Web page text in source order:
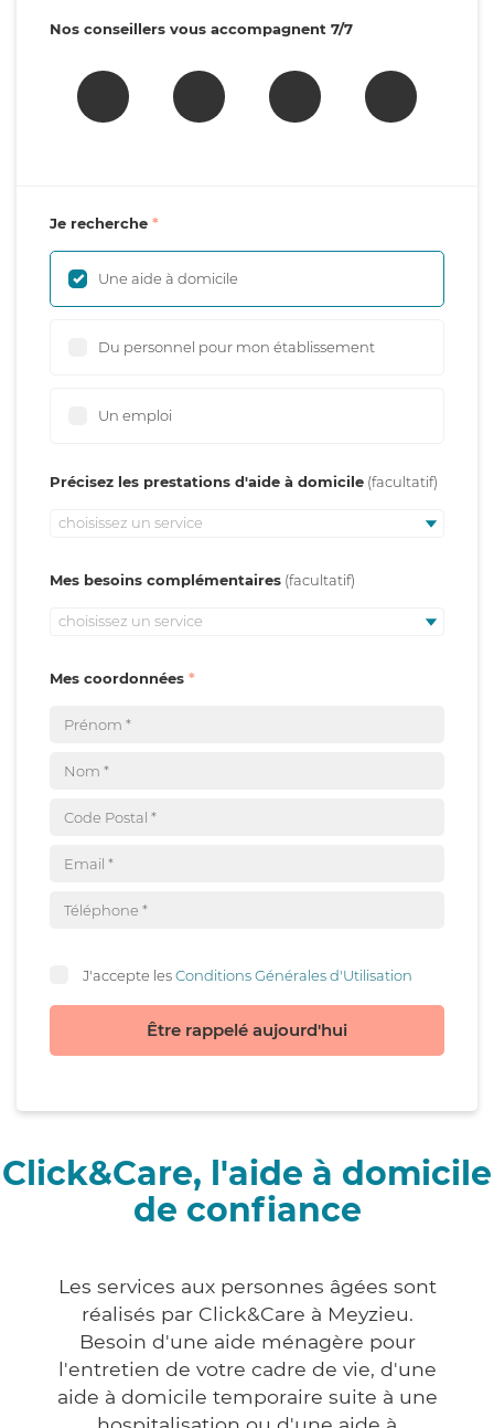
Nos conseillers vous accompagnent 7/7
Je recherche
Une aide à domicile
Du personnel pour mon établissement
Un emploi
Précisez les prestations d'aide à domicile
choisissez un service
Mes besoins complémentaires
choisissez un service
Mes coordonnées
J'accepte lesConditions Générales d'Utilisation
Être rappelé aujourd'hui
Click&Care, l'aide à domicile
de confiance
Les services aux personnes âgées sont
réalisés par Click&Care à Meyzieu.
Besoin d'une aide ménagère pour
l'entretien de votre cadre de vie, d'une
aide à domicile temporaire suite à une